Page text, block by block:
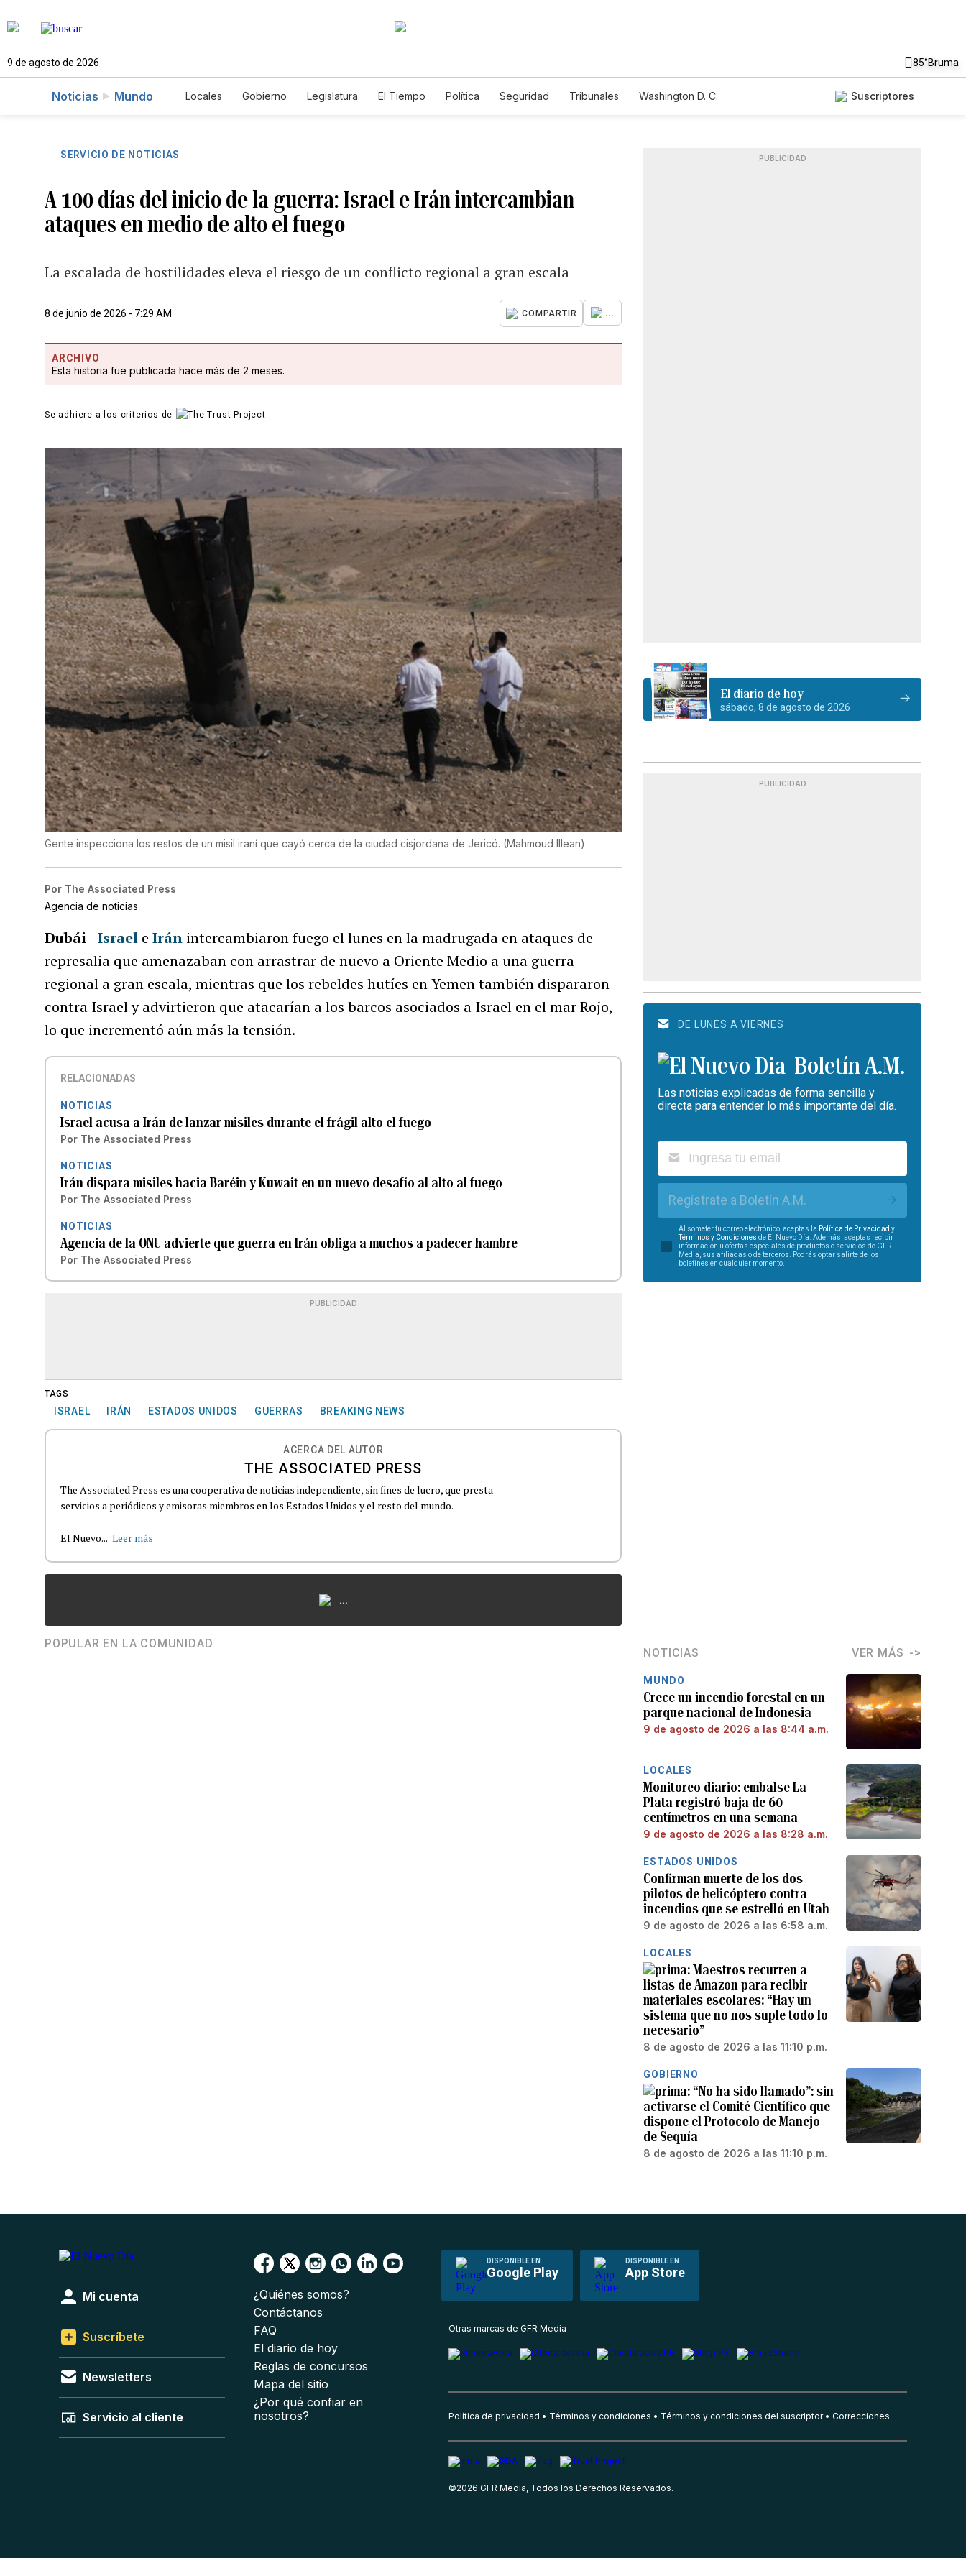
9 de agosto de 2026 85°Bruma
Noticias Mundo Locales Gobierno Legislatura El Tiempo Política Seguridad Tribunales
Washington D. C.
Suscriptores
SERVICIO DE NOTICIAS
A 100 días del inicio de la guerra: Israel e Irán intercambian
ataques en medio de alto el fuego
La escalada de hostilidades eleva el riesgo de un conflicto regional a gran escala
8 de junio de 2026 - 7:29 AM COMPARTIR ...
ARCHIVO
Esta historia fue publicada hace más de 2 meses.
Se adhiere a los criterios de
Gente inspecciona los restos de un misil iraní que cayó cerca de la ciudad cisjordana de Jericó. (Mahmoud Illean)
Por The Associated Press
Agencia de noticias
Dubái-Israel eIrán intercambiaron fuego el lunes en la madrugada en ataques de
represalia que amenazaban con arrastrar de nuevo a Oriente Medio a una guerra
regional a gran escala, mientras que los rebeldes hutíes en Yemen también dispararon
contra Israel y advirtieron que atacarían a los barcos asociados a Israel en el mar Rojo,
lo que incrementó aún más la tensión.
RELACIONADAS
NOTICIAS
Israel acusa a Irán de lanzar misiles durante el frágil alto el fuego
Por The Associated Press
NOTICIAS
Irán dispara misiles hacia Baréin y Kuwait en un nuevo desafío al alto al fuego
Por The Associated Press
NOTICIAS
Agencia de la ONU advierte que guerra en Irán obliga a muchos a padecer hambre
Por The Associated Press
PUBLICIDAD
TAGS
ISRAEL IRÁN ESTADOS UNIDOS GUERRAS BREAKING NEWS
ACERCA DEL AUTOR
THE ASSOCIATED PRESS
The Associated Press es una cooperativa de noticias independiente, sin fines de lucro, que presta
servicios a periódicos y emisoras miembros en los Estados Unidos y el resto del mundo.
El Nuevo... Leer más
...
POPULAR EN LA COMUNIDAD
PUBLICIDAD
El diario de hoy
sábado, 8 de agosto de 2026
PUBLICIDAD
DE LUNES A VIERNES
Boletín A.M.
Las noticias explicadas de forma sencilla y
directa para entender lo más importante del día.
Regístrate a Boletín A.M.
Al someter tu correo electrónico, aceptas la Política de Privacidad y
Términos y Condiciones de El Nuevo Día. Además, aceptas recibir
información u ofertas especiales de productos o servicios de GFR
Media, sus afiliadas o de terceros. Podrás optar salirte de los
boletines en cualquier momento.
NOTICIAS VER MÁS
MUNDO
Crece un incendio forestal en un
parque nacional de Indonesia
9 de agosto de 2026 a las 8:44 a.m.
LOCALES
Monitoreo diario: embalse La
Plata registró baja de 60
centímetros en una semana
9 de agosto de 2026 a las 8:28 a.m.
ESTADOS UNIDOS
Confirman muerte de los dos
pilotos de helicóptero contra
incendios que se estrelló en Utah
9 de agosto de 2026 a las 6:58 a.m.
LOCALES
Maestros recurren a
listas de Amazon para recibir
materiales escolares: “Hay un
sistema que no nos suple todo lo
necesario”
8 de agosto de 2026 a las 11:10 p.m.
GOBIERNO
“No ha sido llamado”: sin
activarse el Comité Científico que
dispone el Protocolo de Manejo
de Sequía
8 de agosto de 2026 a las 11:10 p.m.
DISPONIBLE EN
Google Play
DISPONIBLE EN
App Store
Mi cuenta
Suscríbete
Newsletters
Servicio al cliente
¿Quiénes somos?
Contáctanos
FAQ
El diario de hoy
Reglas de concursos
Mapa del sitio
¿Por qué confiar en
nosotros?
Otras marcas de GFR Media
Política de privacidad Términos y condiciones Términos y condiciones del suscriptor Correcciones
©2026 GFR Media, Todos los Derechos Reservados.